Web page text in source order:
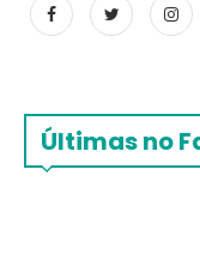
Últimas no